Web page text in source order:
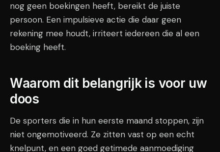
nog geen boekingen heeft, bereikt de juiste
persoon. Een impulsieve actie die daar geen
rekening mee houdt, irriteert iedereen die al een
boeking heeft.
Waarom dit belangrijk is voor uw
doos
De sporters die in hun eerste maand stoppen, zijn
niet ongemotiveerd. Ze zitten vast op een echt
knelpunt, en een goed getimede aanmoediging